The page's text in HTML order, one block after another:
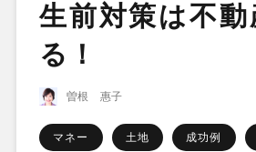
生前対策は不動
る！
曽根 惠子
マネー 土地 成功例